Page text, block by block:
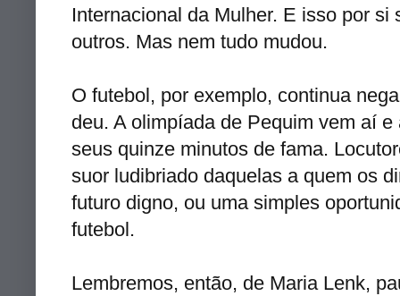
Internacional da Mulher. E isso por
outros. Mas nem tudo mudou.
O futebol, por exemplo, continua
deu. A olimpíada de Pequim vem aí e
seus quinze minutos de fama.
suor ludibriado daquelas a quem os
futuro digno, ou uma simples
futebol.
Lembremos, então, de Maria Lenk,